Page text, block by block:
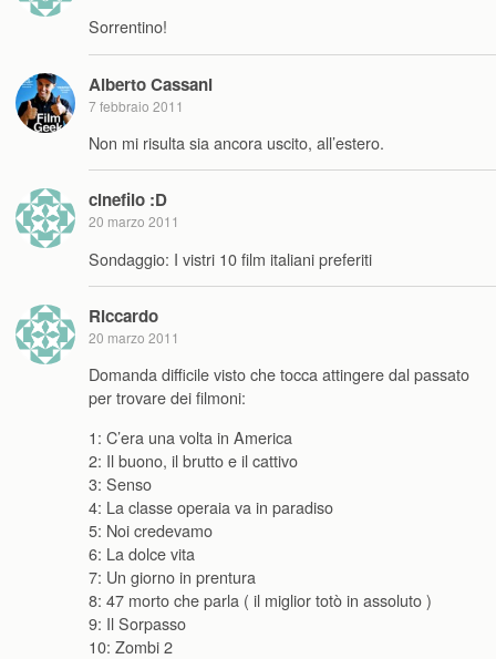
Sorrentino!
Alberto Cassani
7 febbraio 2011
Non mi risulta sia ancora uscito, all’estero.
cinefilo :D
20 marzo 2011
Sondaggio: I vistri 10 film italiani preferiti
Riccardo
20 marzo 2011
Domanda difficile visto che tocca attingere dal passato
per trovare dei filmoni:
1: C’era una volta in America
2: Il buono, il brutto e il cattivo
3: Senso
4: La classe operaia va in paradiso
5: Noi credevamo
6: La dolce vita
7: Un giorno in prentura
8: 47 morto che parla ( il miglior totò in assoluto )
9: Il Sorpasso
10: Zombi 2